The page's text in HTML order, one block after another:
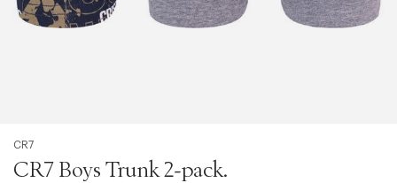
CR7
CR7 Boys Trunk 2-pack.